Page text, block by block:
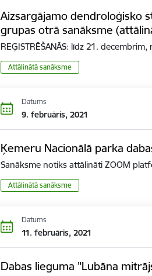
Aizsargājamo dendroloģisko
grupas otrā sanāksme
REĢISTRĒŠANĀS: līdz 21.
Attālinātā sanāksme
Datums
9. februāris, 2021
Ķemeru Nacionālā parka
Sanāksme notiks attālināti ZOOM
Attālinātā sanāksme
Datums
11. februāris, 2021
Dabas lieguma "Lubāna